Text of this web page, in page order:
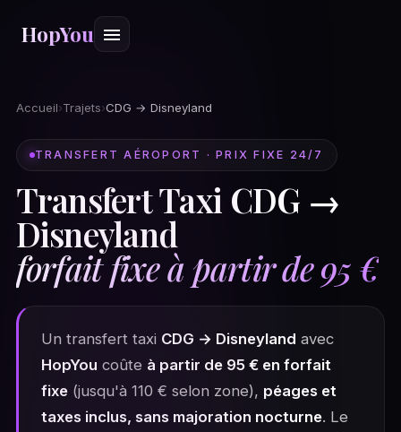
HopYou
Accueil›Trajets›CDG → Disneyland
TRANSFERT AÉROPORT · PRIX FIXE 24/7
Transfert Taxi CDG →
Disneyland
forfait fixe à partir de 95 €
Un transfert taxi CDG → Disneyland avec
HopYou coûte à partir de 95 € en forfait
fixe (jusqu'à 110 € selon zone), péages et
taxes inclus, sans majoration nocturne. Le